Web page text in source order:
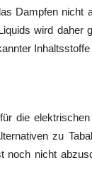
Dampfen nicht
wird daher
die
zu
noch nicht